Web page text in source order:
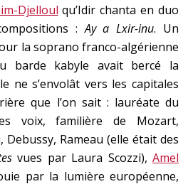
Djelloul qu’Idir chanta en duo
:Ay a Lxir-inu. Un
la soprano franco-algérienne
barde kabyle avait bercé la
ne s’envolât vers les capitales
que l’on sait : lauréate du
voix, familière de Mozart,
Debussy, Rameau (elle était des
vues par Laura Scozzi),Amel
par la lumière européenne,